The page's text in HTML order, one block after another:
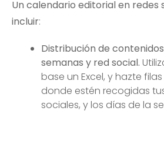
Un calendario editorial en redes
incluir:
Distribución de
semanas y red social.
base un Excel, y hazte
donde estén recogidas
sociales, y los días de la